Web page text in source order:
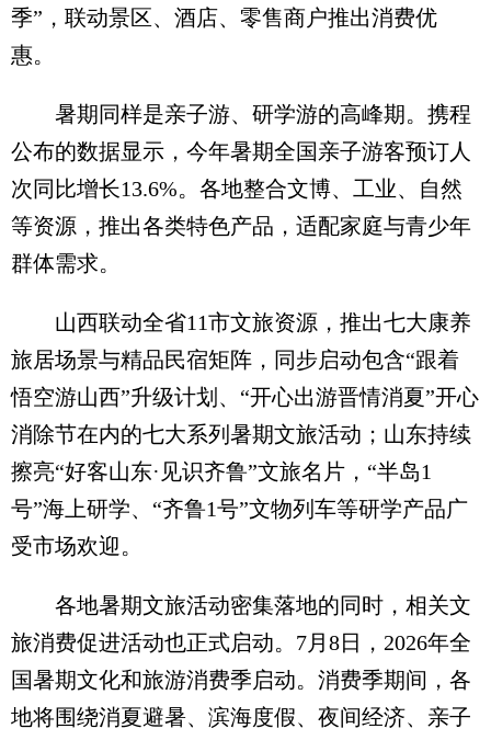
季”，联动景区、酒店、零售商户推出消费优
惠。
暑期同样是亲子游、研学游的高峰期。携程
公布的数据显示，今年暑期全国亲子游客预订人
次同比增长13.6%。各地整合文博、工业、自然
等资源，推出各类特色产品，适配家庭与青少年
群体需求。
山西联动全省11市文旅资源，推出七大康养
旅居场景与精品民宿矩阵，同步启动包含“跟着
悟空游山西”升级计划、“开心出游晋情消夏”开心
消除节在内的七大系列暑期文旅活动；山东持续
擦亮“好客山东·见识齐鲁”文旅名片，“半岛1
号”海上研学、“齐鲁1号”文物列车等研学产品广
受市场欢迎。
各地暑期文旅活动密集落地的同时，相关文
旅消费促进活动也正式启动。7月8日，2026年全
国暑期文化和旅游消费季启动。消费季期间，各
地将围绕消夏避暑、滨海度假、夜间经济、亲子